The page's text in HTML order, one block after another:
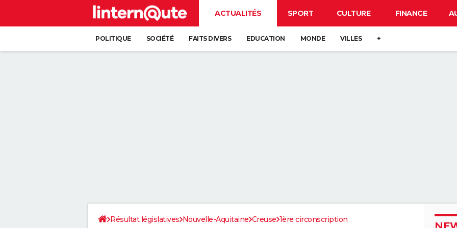
ACTUALITÉS SPORT CULTURE FINANCE
POLITIQUE SOCIÉTÉ FAITS DIVERS EDUCATION MONDE VILLES +
Résultat législatives Nouvelle-Aquitaine Creuse 1ère circonscription